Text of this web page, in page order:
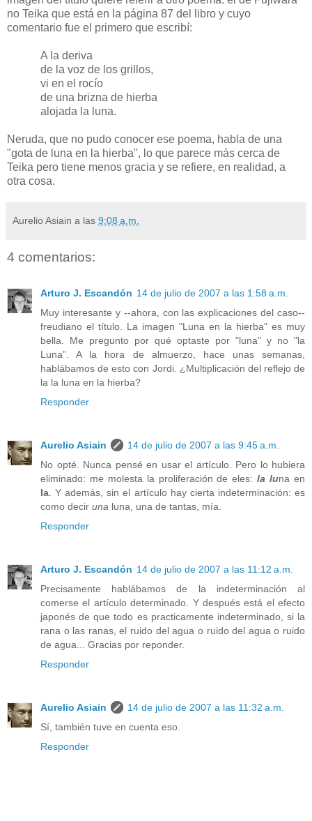
no Teika que está en la página 87 del libro y cuyo
comentario fue el primero que escribí:
A la deriva
de la voz de los grillos,
vi en el rocío
de una brizna de hierba
alojada la luna.
Neruda, que no pudo conocer ese poema, habla de una
"gota de luna en la hierba", lo que parece más cerca de
Teika pero tiene menos gracia y se refiere, en realidad, a
otra cosa.
Aurelio Asiain a las 9:08 a.m.
4 comentarios:
Arturo J. Escandón 14 de julio de 2007 a las 1:58 a.m.
Muy interesante y --ahora, con las explicaciones del caso--
freudiano el título. La imagen "Luna en la hierba" es muy
bella. Me pregunto por qué optaste por "luna" y no "la
Luna". A la hora de almuerzo, hace unas semanas,
hablábamos de esto con Jordi. ¿Multiplicación del reflejo de
la la luna en la hierba?
Responder
Aurelio Asiain
14 de julio de 2007 a las 9:45 a.m.
No opté. Nunca pensé en usar el artículo. Pero lo hubiera
eliminado: me molesta la proliferación de eles:la luna en
la . Y además, sin el artículo hay cierta indeterminación: es
como decir una luna, una de tantas, mía.
Responder
Arturo J. Escandón 14 de julio de 2007 a las 11:12 a.m.
Precisamente hablábamos de la indeterminación al
comerse el artículo determinado. Y después está el efecto
japonés de que todo es practicamente indeterminado, si la
rana o las ranas, el ruido del agua o ruido del agua o ruido
de agua... Gracias por reponder.
Responder
Aurelio Asiain
14 de julio de 2007 a las 11:32 a.m.
Sí, también tuve en cuenta eso.
Responder